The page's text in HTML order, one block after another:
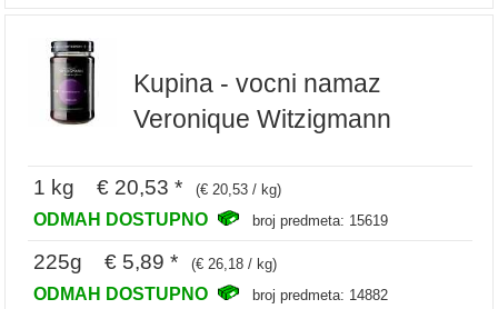
Kupina - vocni namaz
Veronique Witzigmann
1 kg € 20,53 * (€ 20,53 / kg)
ODMAH DOSTUPNO broj predmeta: 15619
225g € 5,89 * (€ 26,18 / kg)
ODMAH DOSTUPNO broj predmeta: 14882